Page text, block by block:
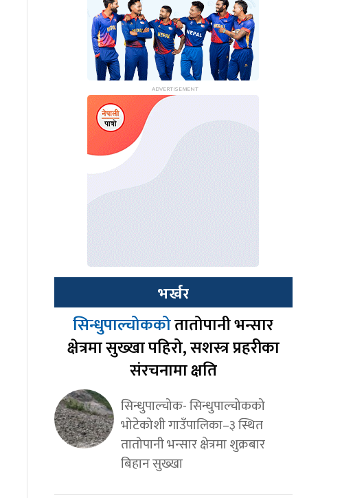
भर्खर
सिन्धुपाल्चोककोतातोपानी भन्सार
क्षेत्रमा सुख्खा पहिरो, सशस्त्र प्रहरीका
संरचनामा क्षति
सिन्धुपाल्चोक- सिन्धुपाल्चोकको
भोटेकोशी गाउँपालिका–३ स्थित
तातोपानी भन्सार क्षेत्रमा शुक्रबार
बिहान सुख्खा